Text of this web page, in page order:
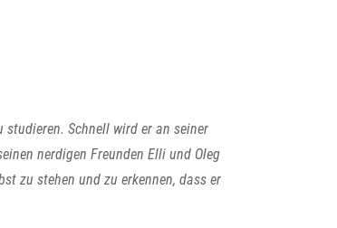
studieren. Schnell wird er an seiner
nerdigen Freunden Elli und Oleg
zu stehen und zu erkennen, dass er